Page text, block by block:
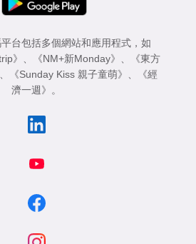
台包括多個網站和應用程式，如
》 《NM+新Monday》
《東方
《Sunday Kiss 親子童萌》
《經
濟一週》
。